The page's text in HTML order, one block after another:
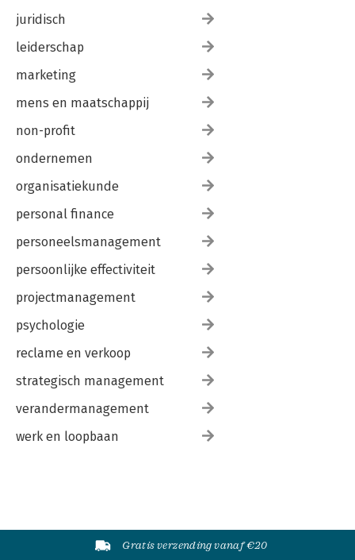
juridisch
leiderschap
marketing
mens en maatschappij
non-profit
ondernemen
organisatiekunde
personal finance
personeelsmanagement
persoonlijke effectiviteit
projectmanagement
psychologie
reclame en verkoop
strategisch management
verandermanagement
werk en loopbaan
Gratis verzending vanaf €20